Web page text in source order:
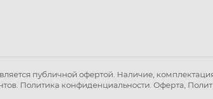
публичной офертой. Наличие, комплектация
Политика конфиденциальности Оферта